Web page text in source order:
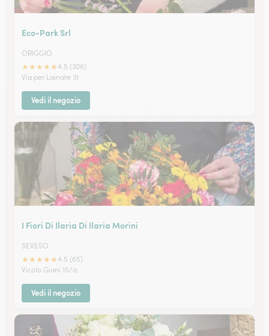
Eco-Park Srl
ORIGGIO
★★★★★4.5 (306)
Via per Lainate 31
Vedi il negozio
I Fiori Di Ilaria Di Ilaria Morini
SEVESO
★★★★★4.5 (65)
Vicolo Giani 15/a
Vedi il negozio